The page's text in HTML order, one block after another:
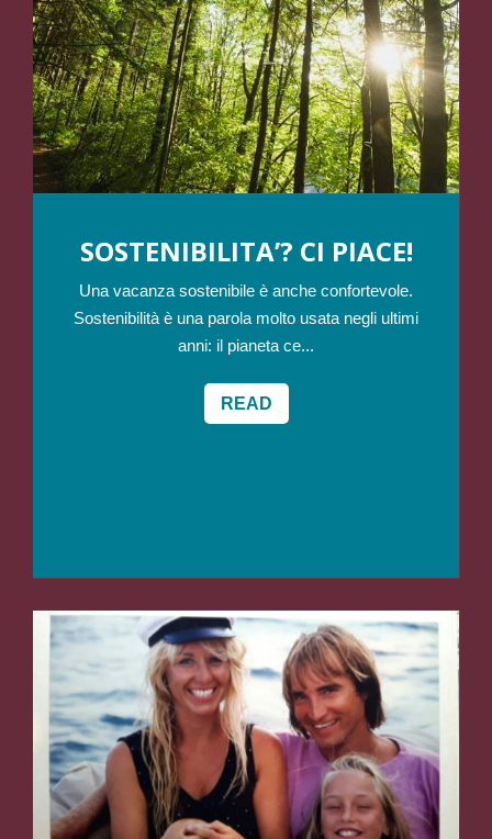
SOSTENIBILITA’? CI PIACE!
Una vacanza sostenibile è anche confortevole.
Sostenibilità è una parola molto usata negli ultimi
anni: il pianeta ce...
READ